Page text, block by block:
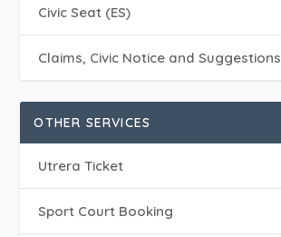
Civic Seat (ES)
Claims, Civic Notice and Suggestions
OTHER SERVICES
Utrera Ticket
Sport Court Booking